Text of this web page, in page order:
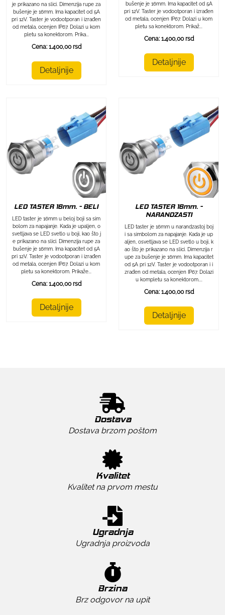
je prikazano na slici. Dimenzija rupe za
bušenje je 16mm. Ima kapacitet od 5A
pri 12V. Taster je vodootporan i izrađen
od metala, ocenjen IP67. Dolazi u kom
pletu sa konektorom. Prika...
Cena: 1.400,00 rsd
Detaljnije
bušenje je 16mm. Ima kapacitet od 5A
pri 12V. Taster je vodootporan i izrađen
od metala, ocenjen IP67. Dolazi u kom
pletu sa konektorom. Prikaž...
Cena: 1.400,00 rsd
Detaljnije
LED TASTER 16mm. - BELI
LED taster je 16mm u beloj boji sa sim
bolom za napajanje. Kada je upaljen, o
svetljava se LED svetlo u boji, kao što j
e prikazano na slici. Dimenzija rupe za
bušenje je 16mm. Ima kapacitet od 5A
pri 12V. Taster je vodootporan i izrađen
od metala, ocenjen IP67. Dolazi u kom
pletu sa konektorom. Prikaže...
Cena: 1.400,00 rsd
Detaljnije
LED TASTER 16mm. -
NARANDZASTI
LED taster je 16mm u narandzastoj boj
i sa simbolom za napajanje. Kada je up
aljen, osvetljava se LED svetlo u boji, k
ao što je prikazano na slici. Dimenzija r
upe za bušenje je 16mm. Ima kapacitet
od 5A pri 12V. Taster je vodootporan i i
zrađen od metala, ocenjen IP67. Dolazi
u kompletu sa konektorom....
Cena: 1.400,00 rsd
Detaljnije
Dostava
Dostava brzom poštom
Kvalitet
Kvalitet na prvom mestu
Ugradnja
Ugradnja proizvoda
Brzina
Brz odgovor na upit